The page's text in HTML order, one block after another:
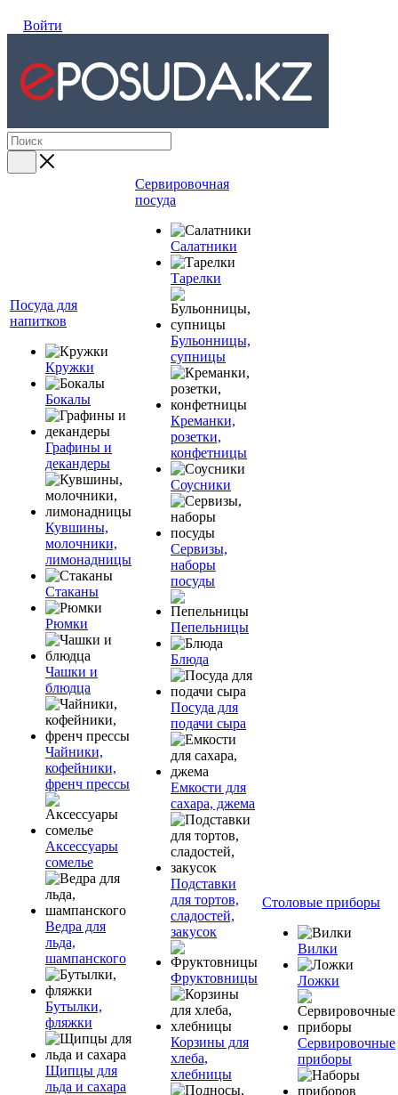
Войти
Посуда для
напитков
Кружки
Бокалы
Графины и
декандеры
Кувшины,
молочники,
лимонадницы
Стаканы
Рюмки
Чашки и
блюдца
Чайники,
кофейники,
френч прессы
Аксессуары
сомелье
Ведра для
льда,
шампанского
Бутылки,
фляжки
Щипцы для
льда и сахара
Сервировочная
посуда
Салатники
Тарелки
Бульонницы,
супницы
Креманки,
розетки,
конфетницы
Соусники
Сервизы,
наборы
посуды
Пепельницы
Блюда
Посуда для
подачи сыра
Емкости для
сахара, джема
Подставки
для тортов,
сладостей,
закусок
Фруктовницы
Корзины для
хлеба,
хлебницы
Столовые приборы
Вилки
Ложки
Сервировочные
приборы